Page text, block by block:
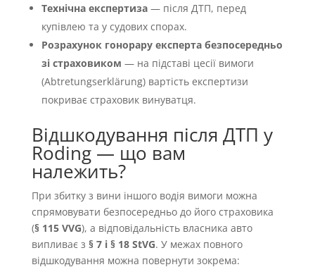
Технічна експертиза— після ДТП, перед
купівлею та у судових спорах.
Розрахунок гонорару експерта безпосередньо
зі страховиком — на підставі цесії вимоги
(Abtretungserklärung) вартість експертизи
покриває страховик винуватця.
Відшкодування після ДТП у
Roding — що вам
належить?
При збитку з вини іншого водія вимоги можна
спрямовувати безпосередньо до його страховика
(§ 115 VVG), а відповідальність власника авто
випливає з § 7 і § 18 StVG. У межах повного
відшкодування можна повернути зокрема: